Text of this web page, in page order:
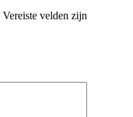
Vereiste velden zijn